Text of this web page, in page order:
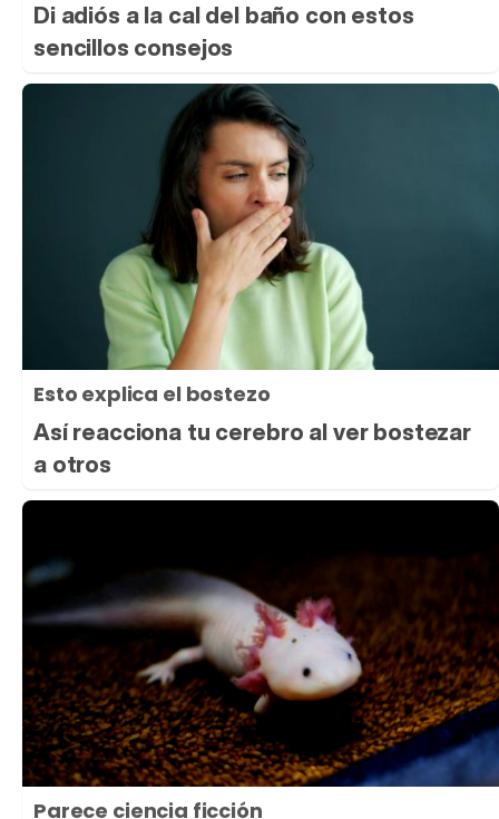
Di adiós a la cal del baño con estos
sencillos consejos
Esto explica el bostezo
Así reacciona tu cerebro al ver bostezar
a otros
Parece ciencia ficción